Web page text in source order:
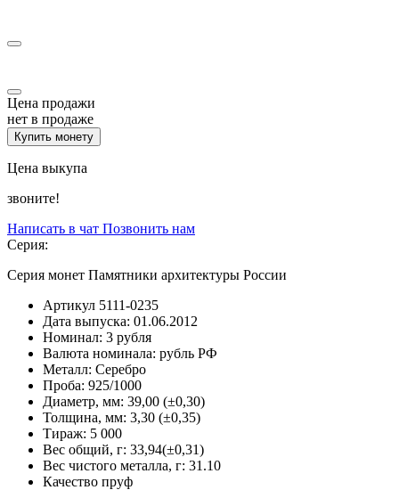
Цена продажи
нет в продаже
Купить монету
Цена выкупа
звоните!
Написать в чат Позвонить нам
Серия:
Серия монет Памятники архитектуры России
Артикул 5111-0235
Дата выпуска: 01.06.2012
Номинал: 3 рубля
Валюта номинала: рубль РФ
Металл: Серебро
Проба: 925/1000
Диаметр, мм: 39,00 (±0,30)
Толщина, мм: 3,30 (±0,35)
Тираж: 5 000
Вес общий, г: 33,94(±0,31)
Вес чистого металла, г: 31.10
Качество пруф